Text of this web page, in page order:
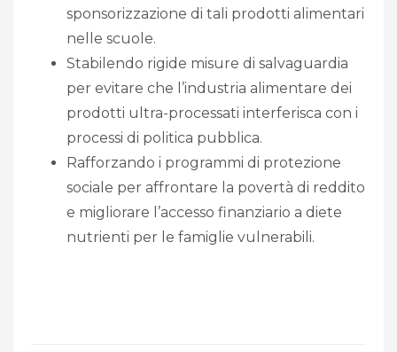
sponsorizzazione di tali prodotti alimentari
nelle scuole.
Stabilendo rigide misure di salvaguardia
per evitare che l’industria alimentare dei
prodotti ultra-processati interferisca con i
processi di politica pubblica.
Rafforzando i programmi di protezione
sociale per affrontare la povertà di reddito
e migliorare l’accesso finanziario a diete
nutrienti per le famiglie vulnerabili.